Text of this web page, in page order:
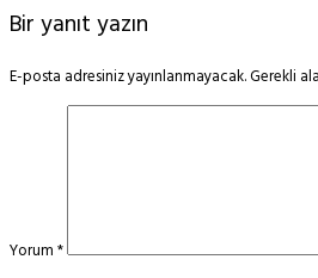
Bir yanıt yazın
E-posta adresiniz yayınlanmayacak.Gerekli
Yorum*